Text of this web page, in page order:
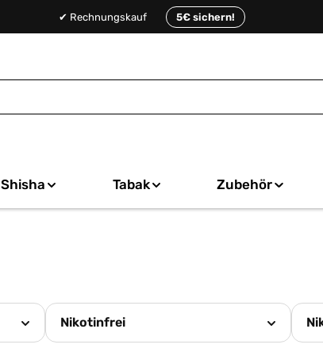
✔ Rechnungskauf 5€ sichern!
Shisha Tabak Zubehör
Nikotinfrei